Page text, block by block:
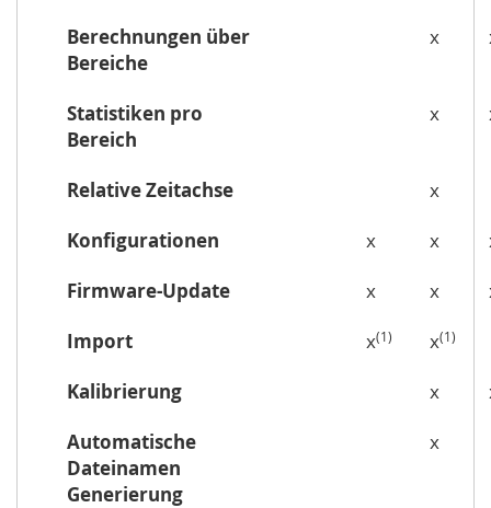
Berechnungen über
Bereiche
x
Statistiken pro
Bereich
x
Relative Zeitachse
x
Konfigurationen
x x
Firmware-Update
x x
Import
x(1) x(1)
Kalibrierung x
Automatische
Dateinamen
Generierung
x